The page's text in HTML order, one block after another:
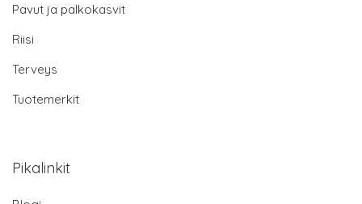
Pavut ja palkokasvit
Riisi
Terveys
Tuotemerkit
Pikalinkit